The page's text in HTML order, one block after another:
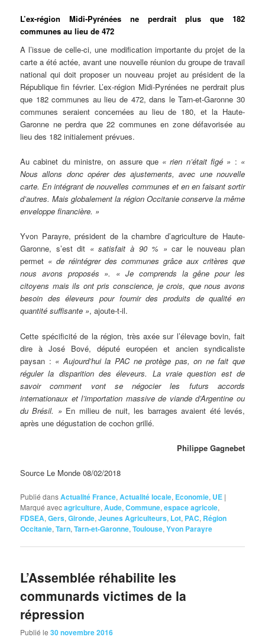
L’ex-région Midi-Pyrénées ne perdrait plus que 182
communes au lieu de 472
A l’issue de celle-ci, une modification importante du projet de la
carte a été actée, avant une nouvelle réunion du groupe de travail
national qui doit proposer un nouveau projet au président de la
République fin février. L’ex-région Midi-Pyrénées ne perdrait plus
que 182 communes au lieu de 472, dans le Tarn-et-Garonne 30
communes seraient concernées au lieu de 180, et la Haute-
Garonne ne perdra que 22 communes en zone défavorisée au
lieu des 182 initialement prévues.
Au cabinet du ministre, on assure que « rien n’était figé » : «
Nous allons donc opérer des ajustements, avec une nouvelle
carte. En intégrant de nouvelles communes et en en faisant sortir
d’autres. Mais globalement la région Occitanie conserve la même
enveloppe financière. »
Yvon Parayre, président de la chambre d’agriculture de Haute-
Garonne, s’est dit « satisfait à 90 % »car le nouveau plan
permet « de réintégrer des communes grâce aux critères que
nous avons proposés ». « Je comprends la gêne pour les
citoyens mais ils ont pris conscience, je crois, que nous avons
besoin des éleveurs pour fournir des produits de qualité en
quantité suffisante », ajoute-t-il.
Cette spécificité de la région, très axée sur l’élevage bovin, fait
dire à José Bové, député européen et ancien syndicaliste
paysan : « Aujourd’hui la PAC ne protège pas, on ne fait que
réguler la disparition des éleveurs. La vraie question est de
savoir comment vont se négocier les futurs accords
internationaux et l’importation massive de viande d’Argentine ou
du Brésil. » En milieu de nuit, les barrages avaient été levés,
après une dégustation de cochon grillé.
Philippe Gagnebet
Source Le Monde 08/02/2018
Publié dansActualité France,Actualité locale, Economie, UE |
Marqué avecagriculture,Aude,Commune,espace agricole,
FDSEA,Gers,Gironde,Jeunes Agriculteurs, Lot, PAC, Région
Occitanie,Tarn,Tarn-et-Garonne,Toulouse,Yvon Parayre
L’Assemblée réhabilite les
communards victimes de la
répression
Publié le30 novembre 2016